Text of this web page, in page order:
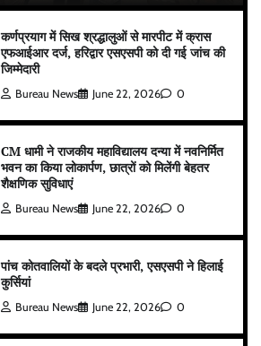
कर्णप्रयाग में सिख श्रद्धालुओं से मारपीट में क्रास
एफआईआर दर्ज, हरिद्वार एसएसपी को दी गई जांच की
जिम्मेदारी
Bureau News June 22, 2026 0
CM धामी ने राजकीय महाविद्यालय दन्या में नवनिर्मित
भवन का किया लोकार्पण, छात्रों को मिलेंगी बेहतर
शैक्षणिक सुविधाएं
Bureau News June 22, 2026 0
पांच कोतवालियों के बदले प्रभारी, एसएसपी ने हिलाई
कुर्सियां
Bureau News June 22, 2026 0